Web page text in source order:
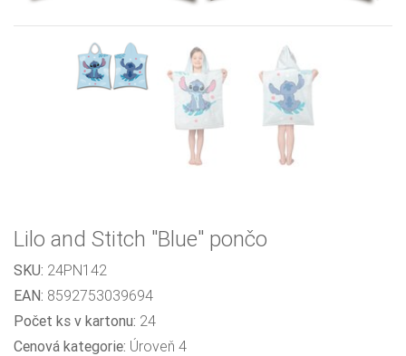
Lilo and Stitch "Blue" pončo
SKU: 24PN142
EAN: 8592753039694
Počet ks v kartonu: 24
Cenová kategorie: Úroveň 4